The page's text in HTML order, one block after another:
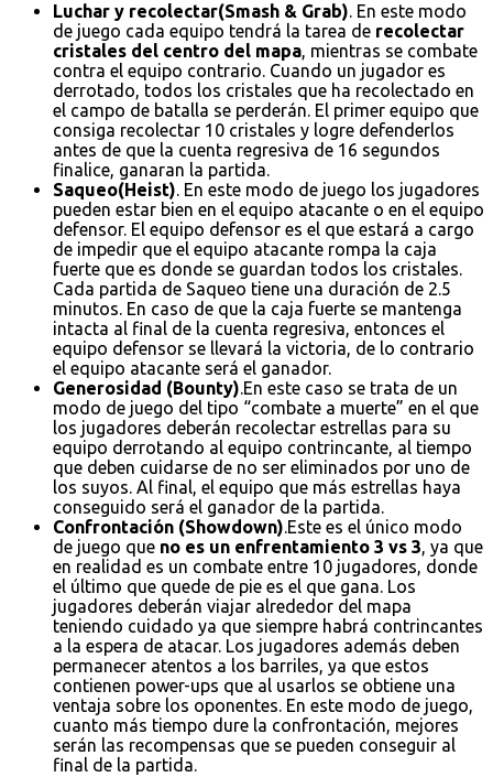
Luchar y recolectar(Smash & Grab). En este modo
de juego cada equipo tendrá la tarea de recolectar
cristales del centro del mapa, mientras se combate
contra el equipo contrario. Cuando un jugador es
derrotado, todos los cristales que ha recolectado en
el campo de batalla se perderán. El primer equipo que
consiga recolectar 10 cristales y logre defenderlos
antes de que la cuenta regresiva de 16 segundos
finalice, ganaran la partida.
Saqueo(Heist). En este modo de juego los jugadores
pueden estar bien en el equipo atacante o en el equipo
defensor. El equipo defensor es el que estará a cargo
de impedir que el equipo atacante rompa la caja
fuerte que es donde se guardan todos los cristales.
Cada partida de Saqueo tiene una duración de 2.5
minutos. En caso de que la caja fuerte se mantenga
intacta al final de la cuenta regresiva, entonces el
equipo defensor se llevará la victoria, de lo contrario
el equipo atacante será el ganador.
Generosidad (Bounty).En este caso se trata de un
modo de juego del tipo “combate a muerte” en el que
los jugadores deberán recolectar estrellas para su
equipo derrotando al equipo contrincante, al tiempo
que deben cuidarse de no ser eliminados por uno de
los suyos. Al final, el equipo que más estrellas haya
conseguido será el ganador de la partida.
Confrontación (Showdown).Este es el único modo
de juego que no es un enfrentamiento 3 vs 3, ya que
en realidad es un combate entre 10 jugadores, donde
el último que quede de pie es el que gana. Los
jugadores deberán viajar alrededor del mapa
teniendo cuidado ya que siempre habrá contrincantes
a la espera de atacar. Los jugadores además deben
permanecer atentos a los barriles, ya que estos
contienen power-ups que al usarlos se obtiene una
ventaja sobre los oponentes. En este modo de juego,
cuanto más tiempo dure la confrontación, mejores
serán las recompensas que se pueden conseguir al
final de la partida.